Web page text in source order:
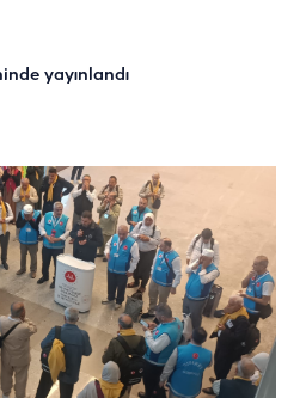
yayınlandı